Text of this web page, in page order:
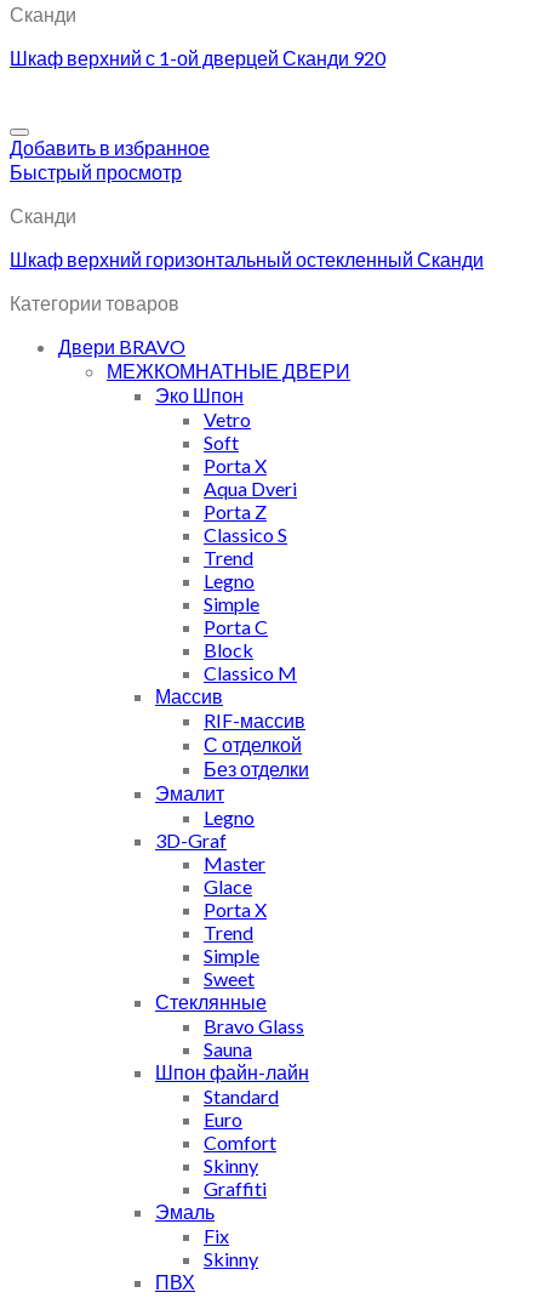
Сканди
Шкаф верхний с 1-ой дверцей Сканди 920
Добавить в избранное
Быстрый просмотр
Сканди
Шкаф верхний горизонтальный остекленный Сканди
Категории товаров
Двери BRAVO
МЕЖКОМНАТНЫЕ ДВЕРИ
Эко Шпон
Vetro
Soft
Porta X
Aqua Dveri
Porta Z
Classico S
Trend
Legno
Simple
Porta C
Block
Classico M
Массив
RIF-массив
С отделкой
Без отделки
Эмалит
Legno
3D-Graf
Master
Glace
Porta X
Trend
Simple
Sweet
Стеклянные
Bravo Glass
Sauna
Шпон файн-лайн
Standard
Euro
Comfort
Skinny
Graffiti
Эмаль
Fix
Skinny
ПВХ